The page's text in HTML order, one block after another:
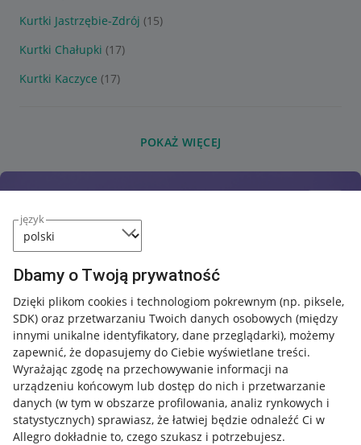
język
Dbamy o Twoją prywatność
Dzięki plikom cookies i technologiom pokrewnym (np. piksele,
SDK) oraz przetwarzaniu Twoich danych osobowych (między
innymi unikalne identyfikatory, dane przeglądarki), możemy
zapewnić, że dopasujemy do Ciebie wyświetlane treści.
Wyrażając zgodę na przechowywanie informacji na
urządzeniu końcowym lub dostęp do nich i przetwarzanie
danych (w tym w obszarze profilowania, analiz rynkowych i
statystycznych) sprawiasz, że łatwiej będzie odnaleźć Ci w
Allegro dokładnie to, czego szukasz i potrzebujesz.
Kurtki Jastrzębie-Zdrój (15)
Kurtki Chałupki (17)
Kurtki Kaczyce (17)
POKAŻ WIĘCEJ